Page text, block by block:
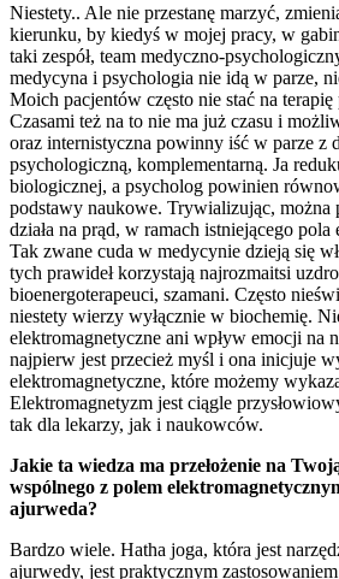
Niestety.. Ale nie przestanę marzyć,
kierunku, by kiedyś w mojej pracy, w
taki zespół, team medyczno-
medycyna i psychologia nie idą w parze,
Moich pacjentów często nie stać na
Czasami też na to nie ma już czasu i
oraz internistyczna powinny iść w parze z
psychologiczną, komplementarną. Ja
biologicznej, a psycholog powinien
podstawy naukowe. Trywializując, można
działa na prąd, w ramach istniejącego
Tak zwane cuda w medycynie dzieją się
tych prawideł korzystają najrozmaitsi
bioenergoterapeuci, szamani. Często
niestety wierzy wyłącznie w biochemię.
elektromagnetyczne ani wpływ emocji na
najpierw jest przecież myśl i ona inicjuje
elektromagnetyczne, które możemy
Elektromagnetyzm jest ciągle
tak dla lekarzy, jak i naukowców.
Jakie ta wiedza ma przełożenie na
wspólnego z polem
ajurweda?
Bardzo wiele. Hatha joga, która jest
ajurwedy, jest praktycznym